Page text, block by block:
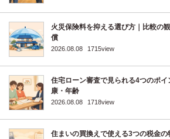
火災保険料を抑える選び方｜比較の
償
2026.08.08 1715view
住宅ローン審査で見られる4つのポ
康・年齢
2026.08.08 1718view
住まいの買換えで使える3つの税金